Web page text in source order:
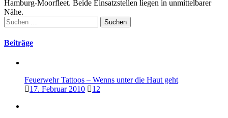
Hamburg-Moorfleet. Beide Einsatzstellen liegen in unmittelbarer
Nähe.
Suchen
nach:
Beiträge
Feuerwehr Tattoos – Wenns unter die Haut geht
17. Februar 2010
12